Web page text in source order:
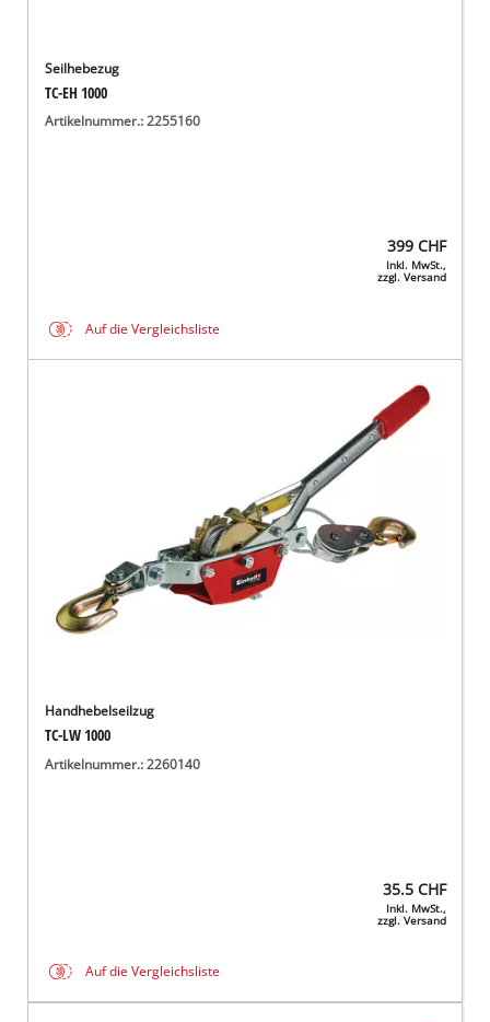
Seilhebezug
TC-EH 1000
Artikelnummer.: 2255160
399 CHF
Inkl. MwSt.,
zzgl. Versand
Auf die Vergleichsliste
Handhebelseilzug
TC-LW 1000
Artikelnummer.: 2260140
35.5 CHF
Inkl. MwSt.,
zzgl. Versand
Auf die Vergleichsliste